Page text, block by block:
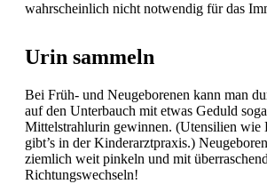
wahrscheinlich nicht notwendig für das
Urin sammeln
Bei Früh- und Neugeborenen kann man
auf den Unterbauch mit etwas Geduld
Mittelstrahlurin gewinnen. (Utensilien wie
gibt’s in der Kinderarztpraxis.)
ziemlich weit pinkeln und mit
Richtungswechseln!